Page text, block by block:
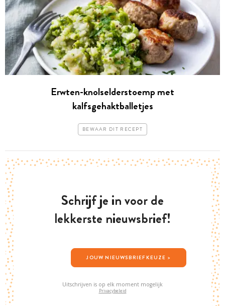
Erwten-knolselderstoemp met
kalfsgehaktballetjes
BEWAAR DIT RECEPT
Schrijf je in voor de
lekkerste nieuwsbrief!
JOUW NIEUWSBRIEFKEUZE >
Uitschrijven is op elk moment mogelijk
Privacybeleid